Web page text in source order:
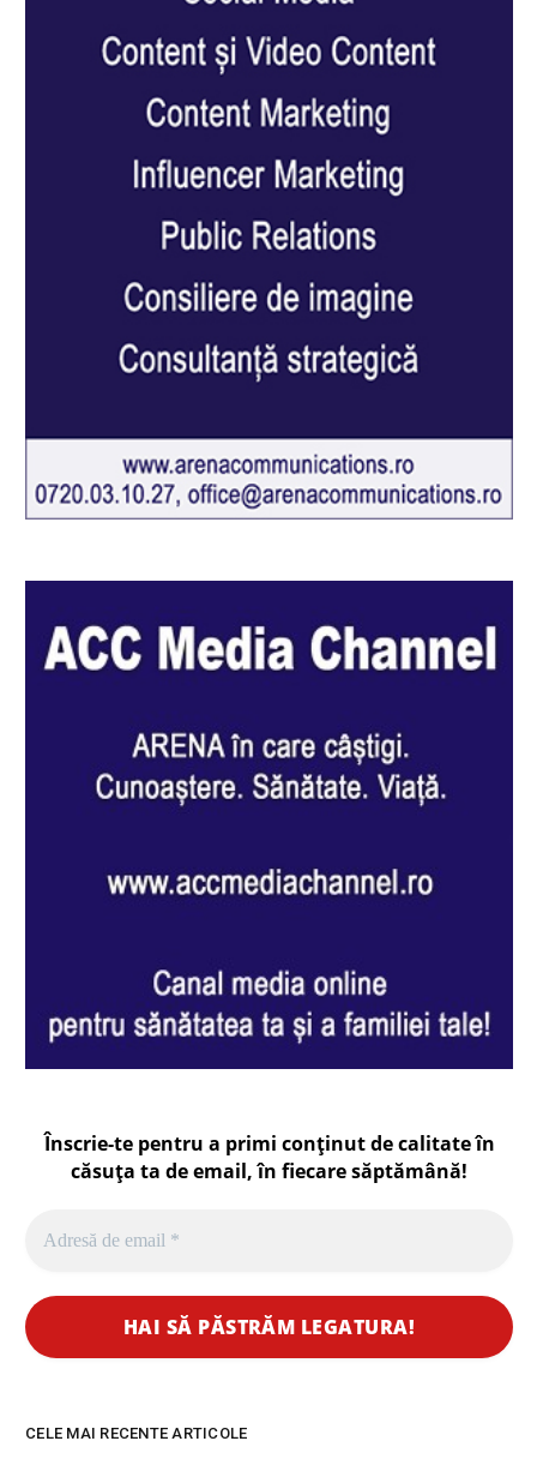
Înscrie-te pentru a primi conținut de calitate în
căsuța ta de email, în fiecaresăptămână!
CELE MAI RECENTE ARTICOLE